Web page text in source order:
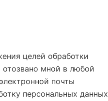
целей обработки
мной в любой
почты
персональных данных